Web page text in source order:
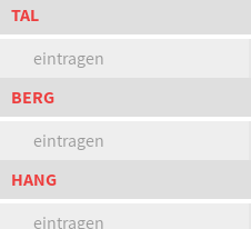
TAL
eintragen
BERG
eintragen
HANG
eintragen